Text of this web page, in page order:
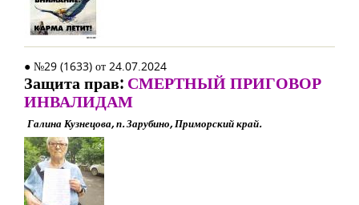
● №29 (1633) от 24.07.2024
Защита прав: СМЕРТНЫЙ ПРИГОВОР
ИНВАЛИДАМ
Галина Кузнецова, п. Зарубино, Приморский край.